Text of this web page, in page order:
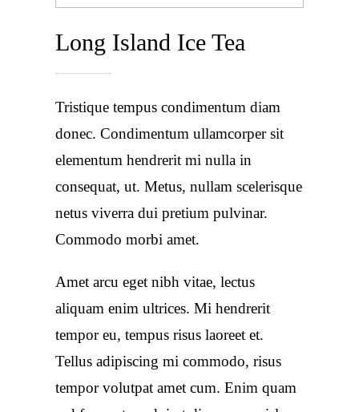
Long Island Ice Tea
Tristique tempus condimentum diam
donec. Condimentum ullamcorper sit
elementum hendrerit mi nulla in
consequat, ut. Metus, nullam scelerisque
netus viverra dui pretium pulvinar.
Commodo morbi amet.
Amet arcu eget nibh vitae, lectus
aliquam enim ultrices. Mi hendrerit
tempor eu, tempus risus laoreet et.
Tellus adipiscing mi commodo, risus
tempor volutpat amet cum. Enim quam